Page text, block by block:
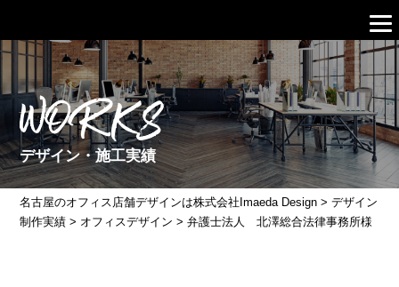
WORKS
デザイン・施工実績
名古屋のオフィス店舗デザインは株式会社Imaeda Design >デザイン
制作実績 > オフィスデザイン >弁護士法人 北澤総合法律事務所様